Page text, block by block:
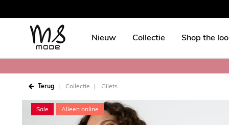
Nieuw Collectie Shop the
Terug Collectie Gilets
Sale Alleen online